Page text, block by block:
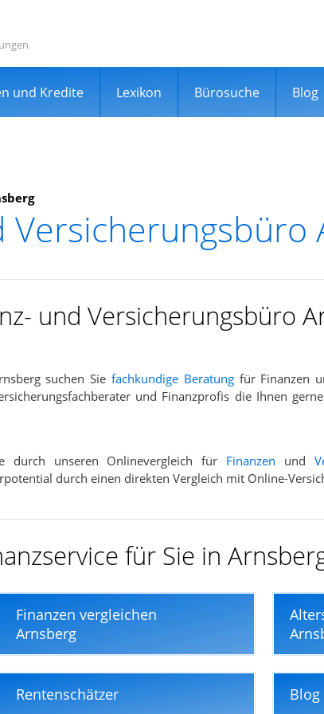
und Kredite Lexikon Bürosuche Blog
Versicherungsbüro
und Versicherungsbüro
suchen Sie fachkundige Beratungfür Finanzen
und Finanzprofis die Ihnen
durch unseren Onlinevergleich für Finanzen und
durch einen direkten Vergleich mit Online-
für Sie in
Finanzen vergleichen
Arnsberg
Rentenschätzer Blog